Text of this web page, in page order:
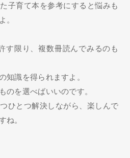
子育て本を参考にすると悩みも
。
す限り、複数冊読んでみるのも
知識を得られますよ。
のを選べばいいのです。
ひとつ解決しながら、楽しんで
ね。